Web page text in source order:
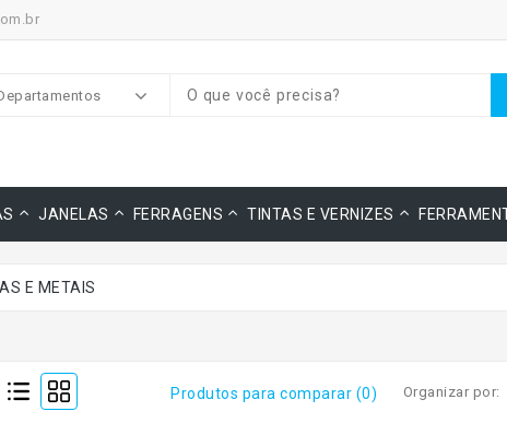
JANELAS FERRAGENS TINTAS E VERNIZES
E METAIS
Produtos para comparar (0) Organizar por: